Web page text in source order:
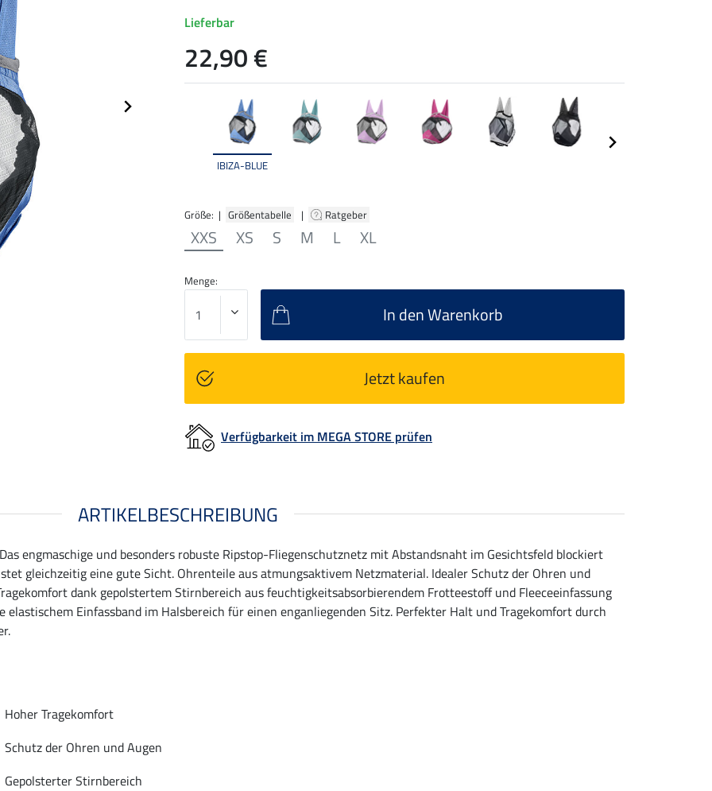
IBIZA-BLUE
Größe: | Größentabelle | Ratgeber
XXS XS S M L XL
Lieferbar
22,90 €
Menge:
In den Warenkorb
Jetzt kaufen
Verfügbarkeit im MEGA STORE prüfen
ARTIKELBESCHREIBUNG
engmaschige und besonders robuste Ripstop-Fliegenschutznetz mit Abstandsnaht im Gesichtsfeld blockiert
gleichzeitig eine gute Sicht. Ohrenteile aus atmungsaktivem Netzmaterial. Idealer Schutz der Ohren und
dank gepolstertem Stirnbereich aus feuchtigkeitsabsorbierendem Frotteestoff und Fleeceeinfassung
Einfassband im Halsbereich für einen enganliegenden Sitz. Perfekter Halt und Tragekomfort durch
Hoher Tragekomfort
Schutz der Ohren und Augen
Gepolsterter Stirnbereich